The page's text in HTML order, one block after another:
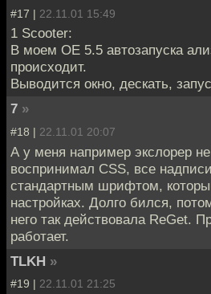
#17 | 22.11.01 15:49
1 Scooter:
В моем OE 5.5 автозапуска
происходит.
Выводится окно, дескать,
7 »
#18 | 22.11.01 20:07
А у меня например экслорер
воспринимал CSS, все
стандартным шрифтом,
настройках. Долго бился,
него так действовала ReGet.
работает.
TLKH »
#19 | 22.11.01 21:25